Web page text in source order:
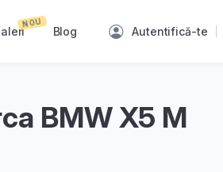
NOU
Blog Autentifică-te
BMW X5 M